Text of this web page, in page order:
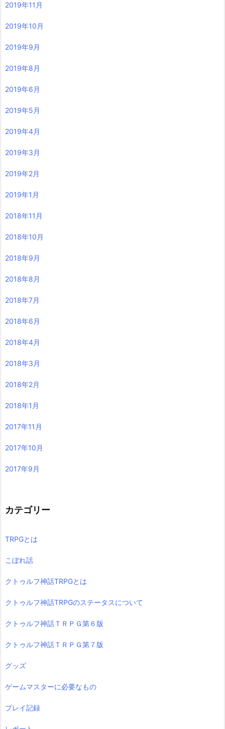
2019年11月
2019年10月
2019年9月
2019年8月
2019年6月
2019年5月
2019年4月
2019年3月
2019年2月
2019年1月
2018年11月
2018年10月
2018年9月
2018年8月
2018年7月
2018年6月
2018年4月
2018年3月
2018年2月
2018年1月
2017年11月
2017年10月
2017年9月
カテゴリー
TRPGとは
こぼれ話
クトゥルフ神話TRPGとは
クトゥルフ神話TRPGのステータスについて
クトゥルフ神話ＴＲＰＧ第６版
クトゥルフ神話ＴＲＰＧ第７版
グッズ
ゲームマスターに必要なもの
プレイ記録